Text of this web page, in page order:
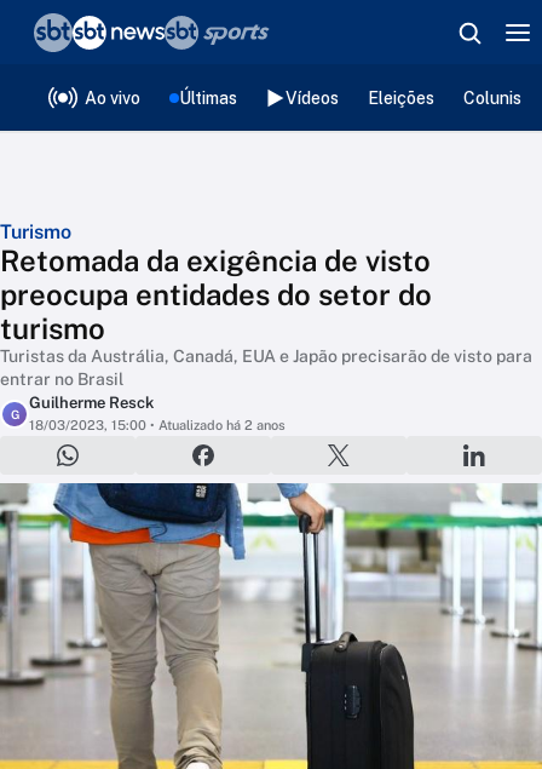
Ao vivo Últimas Vídeos Eleições
Turismo
Retomada da exigência de visto
preocupa entidades do setor do
turismo
Turistas da Austrália, Canadá, EUA e Japão precisarão de visto para
entrar no Brasil
G
Guilherme Resck
18/03/2023, 15:00 • Atualizado há 2 anos
❮voltar
Editorias